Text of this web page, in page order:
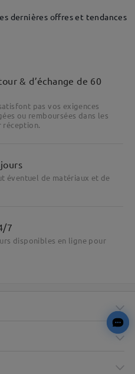
dernières offres et tendances
& d’échange de 60
pas vos exigences
ou remboursées dans les
réception.
éventuel de matériaux et de
7
disponibles en ligne pour